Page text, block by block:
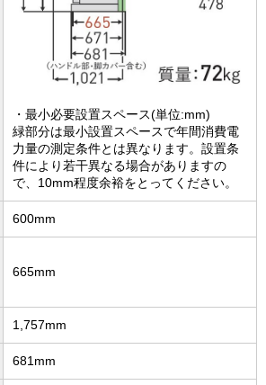
・最小必要設置スペース(単位:mm)
緑部分は最小設置スペースで年間消費電
力量の測定条件とは異なります。設置条
件により若干異なる場合がありますの
で、10mm程度余裕をとってください。
600mm
665mm
1,757mm
681mm